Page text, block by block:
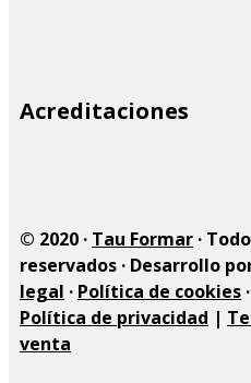
Site
Acreditaciones
© 2020 · Tau Formar ·
reservados · Desarrollo
legal · Política de cookies ·
Política de privacidad |
venta